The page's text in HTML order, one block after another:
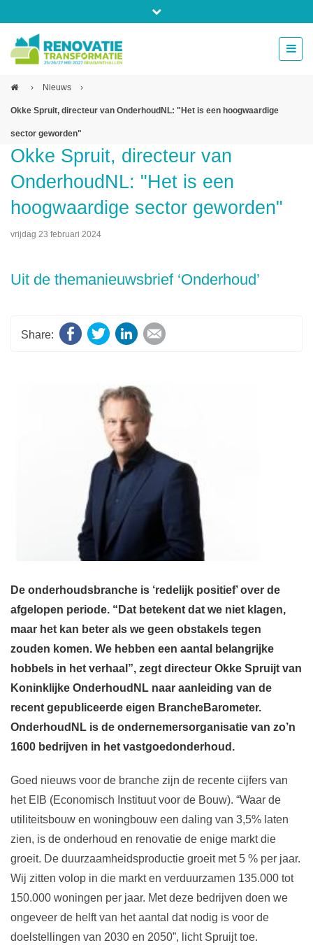
beurs@54events.nl
› Nieuws ›
Okke Spruit, directeur van OnderhoudNL: "Het is een hoogwaardige
sector geworden"
Okke Spruit, directeur van
OnderhoudNL: "Het is een
hoogwaardige sector geworden"
vrijdag 23 februari 2024
Uit de themanieuwsbrief ‘Onderhoud’
Facebook
Twitter LinkedIn
De onderhoudsbranche is ‘redelijk positief’ over de
afgelopen periode. “Dat betekent dat we niet klagen,
maar het kan beter als we geen obstakels tegen
zouden komen. We hebben een aantal belangrijke
hobbels in het verhaal”, zegt directeur Okke Spruijt van
Koninklijke OnderhoudNL naar aanleiding van de
recent gepubliceerde eigen BrancheBarometer.
OnderhoudNL is de ondernemersorganisatie van zo’n
1600 bedrijven in het vastgoedonderhoud.
Goed nieuws voor de branche zijn de recente cijfers van
het EIB (Economisch Instituut voor de Bouw). “Waar de
utiliteitsbouw en woningbouw een daling van 3,5% laten
zien, is de onderhoud en renovatie de enige markt die
groeit. De duurzaamheidsproductie groeit met 5 % per jaar.
Wij zitten volop in die markt en verduurzamen 135.000 tot
150.000 woningen per jaar. Met deze bedrijven doen we
ongeveer de helft van het aantal dat nodig is voor de
doelstellingen van 2030 en 2050”, licht Spruijt toe.